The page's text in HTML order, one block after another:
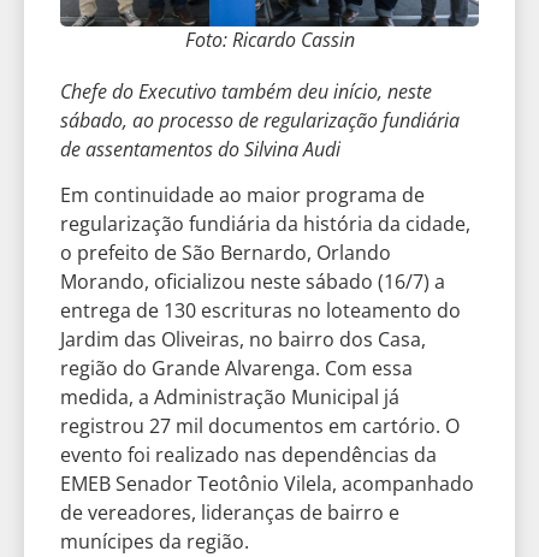
Foto: Ricardo Cassin
Chefe do Executivo também deu início, neste
sábado, ao processo de regularização fundiária
de assentamentos do Silvina Audi
Em continuidade ao maior programa de
regularização fundiária da história da cidade,
o prefeito de São Bernardo, Orlando
Morando, oficializou neste sábado (16/7) a
entrega de 130 escrituras no loteamento do
Jardim das Oliveiras, no bairro dos Casa,
região do Grande Alvarenga. Com essa
medida, a Administração Municipal já
registrou 27 mil documentos em cartório. O
evento foi realizado nas dependências da
EMEB Senador Teotônio Vilela, acompanhado
de vereadores, lideranças de bairro e
munícipes da região.